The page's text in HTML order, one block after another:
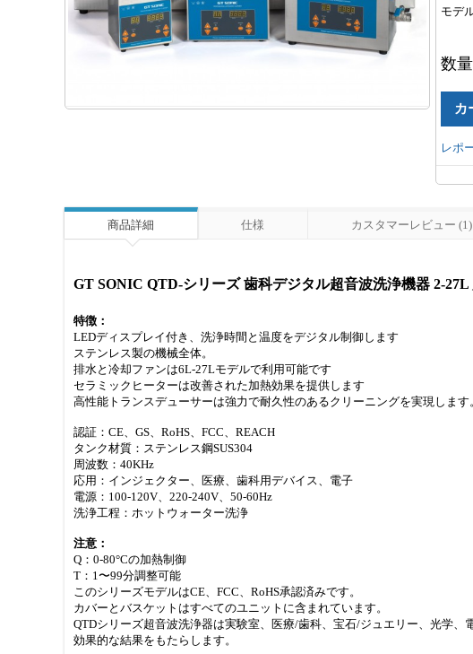
モデ
数量
レポ
商品詳細 仕様 カスタマーレビュー (1)
GT SONIC QTD-シリーズ 歯科デジタル超音波洗浄機器 2-27L
特徴：
LEDディスプレイ付き、洗浄時間と温度をデジタル制御します
ステンレス製の機械全体。
排水と冷却ファンは6L-27Lモデルで利用可能です
セラミックヒーターは改善された加熱効果を提供します
高性能トランスデューサーは強力で耐久性のあるクリーニングを実現します
認証：CE、GS、RoHS、FCC、REACH
タンク材質：ステンレス鋼SUS304
周波数：40KHz
応用：インジェクター、医療、歯科用デバイス、電子
電源：100-120V、220-240V、50-60Hz
洗浄工程：ホットウォーター洗浄
注意：
Q：0-80°Cの加熱制御
T：1〜99分調整可能
このシリーズモデルはCE、FCC、RoHS承認済みです。
カバーとバスケットはすべてのユニットに含まれています。
QTDシリーズ超音波洗浄器は実験室、医療/歯科、宝石/ジュエリー、光学
効果的な結果をもたらします。